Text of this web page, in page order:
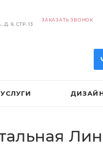
9, СТР. 13
ЗАКАЗАТЬ ЗВОНОК
УСЛУГИ